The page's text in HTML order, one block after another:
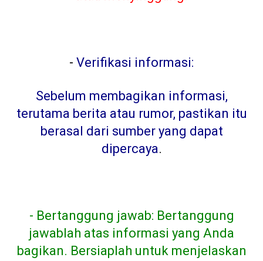
- Verifikasi informasi:
Sebelum membagikan informasi,
terutama berita atau rumor, pastikan itu
berasal dari sumber yang dapat
dipercaya.
- Bertanggung jawab: Bertanggung
jawablah atas informasi yang Anda
bagikan. Bersiaplah untuk menjelaskan